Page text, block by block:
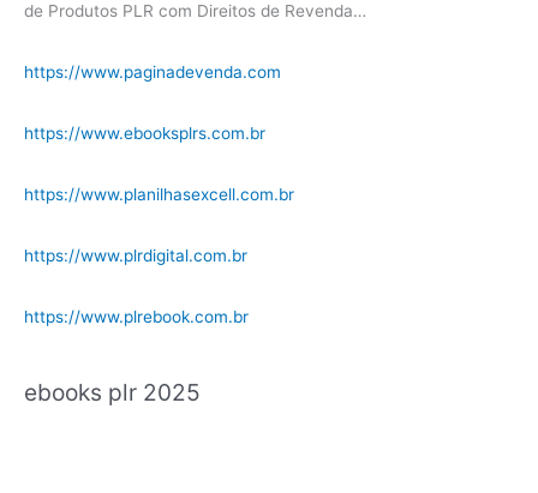
de Produtos PLR com Direitos de Revenda…
https://www.paginadevenda.com
https://www.ebooksplrs.com.br
https://www.planilhasexcell.com.br
https://www.plrdigital.com.br
https://www.plrebook.com.br
ebooks plr 2025